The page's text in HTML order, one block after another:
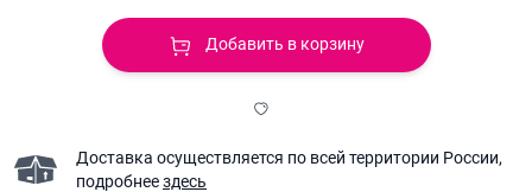
Добавить в корзину
Доставка осуществляется по всей территории России,
подробнеездесь